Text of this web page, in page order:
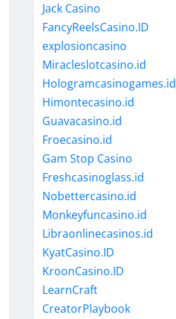
Jack Casino
FancyReelsCasino.ID
explosioncasino
Miracleslotcasino.id
Hologramcasinogames.id
Himontecasino.id
Guavacasino.id
Froecasino.id
Gam Stop Casino
Freshcasinoglass.id
Nobettercasino.id
Monkeyfuncasino.id
Libraonlinecasinos.id
KyatCasino.ID
KroonCasino.ID
LearnCraft
CreatorPlaybook